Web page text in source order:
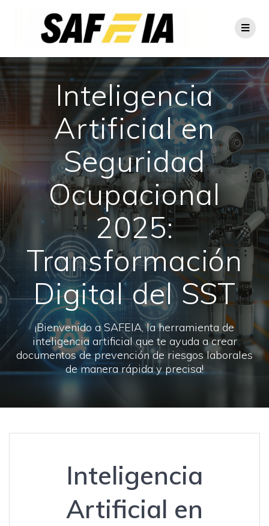
Inteligencia
Artificial en
Seguridad
Ocupacional
2025:
Transformación
Digital del SST
¡Bienvenido a SAFEIA, la herramienta de
inteligencia artificial que te ayuda a crear
documentos de prevención de riesgos laborales
de manera rápida y precisa!
Inteligencia
Artificial en